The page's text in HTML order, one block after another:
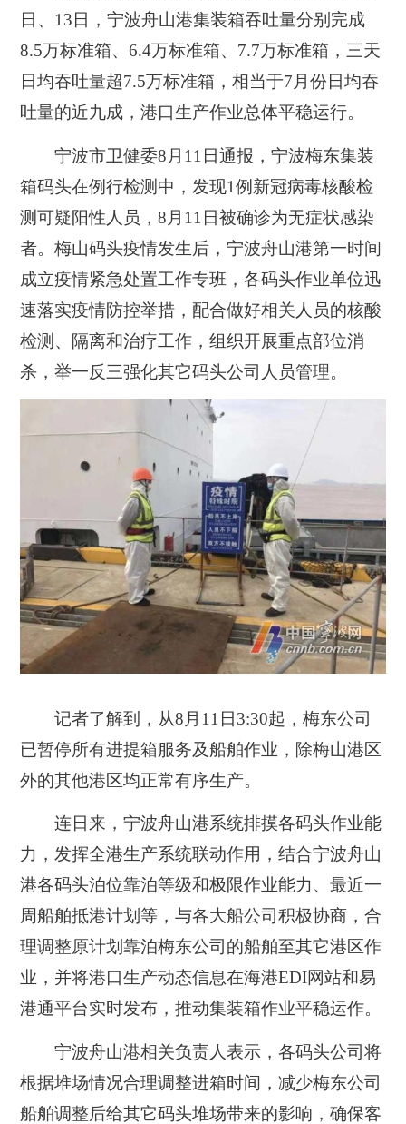
日、13日，宁波舟山港集装箱吞吐量分别完成
8.5万标准箱、6.4万标准箱、7.7万标准箱， 三天
日均吞吐量超7.5万标准箱，相当于7月份日均吞
吐量的近九成，港口生产作业总体平稳运行。
宁波市卫健委8月11日通报，宁波梅东集装
箱码头在例行检测中，发现1例新冠病毒核酸检
测可疑阳性人员，8月11日被确诊为无症状感染
者。梅山码头疫情发生后，宁波舟山港第一时间
成立疫情紧急处置工作专班，各码头作业单位迅
速落实疫情防控举措，配合做好相关人员的核酸
检测、隔离和治疗工作，组织开展重点部位消
杀，举一反三强化其它码头公司人员管理。
记者了解到，从8月11日3:30起，梅东公司
已暂停所有进提箱服务及船舶作业，除梅山港区
外的其他港区均正常有序生产。
连日来，宁波舟山港系统排摸各码头作业能
力，发挥全港生产系统联动作用，结合宁波舟山
港各码头泊位靠泊等级和极限作业能力、最近一
周船舶抵港计划等，与各大船公司积极协商，合
理调整原计划靠泊梅东公司的船舶至其它港区作
业，并将港口生产动态信息在海港EDI网站和易
港通平台实时发布，推动集装箱作业平稳运作。
宁波舟山港相关负责人表示，各码头公司将
根据堆场情况合理调整进箱时间，减少梅东公司
船舶调整后给其它码头堆场带来的影响，确保客